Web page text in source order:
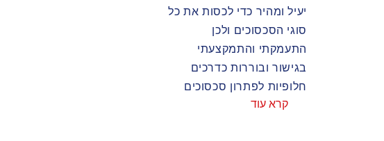
יעיל ומהיר כדי לכסות את כל
סוגי הסכסוכים ולכן
התעמקתי והתמקצעתי
בגישור ובוררות כדרכים
חלופיות לפתרון סכסוכים
קרא עוד